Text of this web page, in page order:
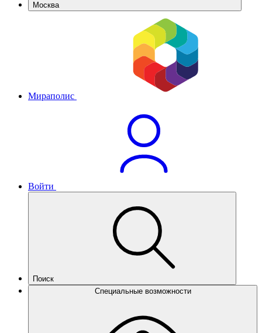
Москва
Мираполис
Войти
Поиск
Специальные возможности